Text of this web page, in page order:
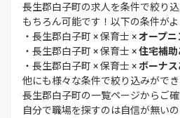
長生郡白子町の求人を条件で絞り
もちろん可能です！以下の条件が
・ 長生郡白子町 × 保育士 ×オープニ
・ 長生郡白子町 × 保育士 ×住宅補助
・ 長生郡白子町 × 保育士 ×ボーナス
他にも様々な条件で絞り込みがで
長生郡白子町の一覧ページからご
自分で職場を探すのは自信が無い